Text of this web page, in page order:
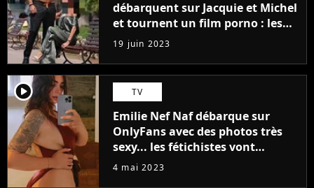
débarquent sur Jacquie et Michel
et tournent un film porno : les
premières images du tournage
(exclu)
19 juin 2023
player2 TV
Emilie Nef Naf débarque sur
OnlyFans avec des photos très
sexy... les fétichistes vont
prendre leur pied !
4 mai 2023